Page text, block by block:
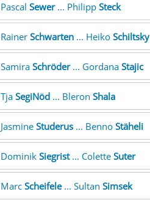
Pascal Sewer... Philipp Steck
Rainer Schwarten... Heiko Schiltsky
Samira Schröder... Gordana Stajic
Tja SegiNöd... Bleron Shala
Jasmine Studerus... Benno Stäheli
Dominik Siegrist... Colette Suter
Marc Scheifele... Sultan Simsek